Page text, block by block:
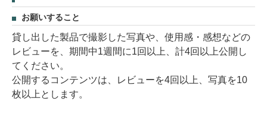
お願いすること
貸し出した製品で撮影した写真や、使用感・感想などの
レビューを、期間中1週間に1回以上、計4回以上公開し
てください。
公開するコンテンツは、レビューを4回以上、写真を10
枚以上とします。